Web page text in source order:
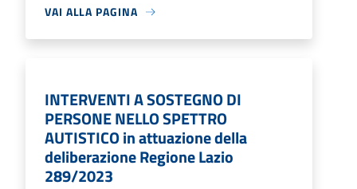
VAI ALLA PAGINA
INTERVENTI A SOSTEGNO DI
PERSONE NELLO SPETTRO
AUTISTICO in attuazione della
deliberazione Regione Lazio
289/2023